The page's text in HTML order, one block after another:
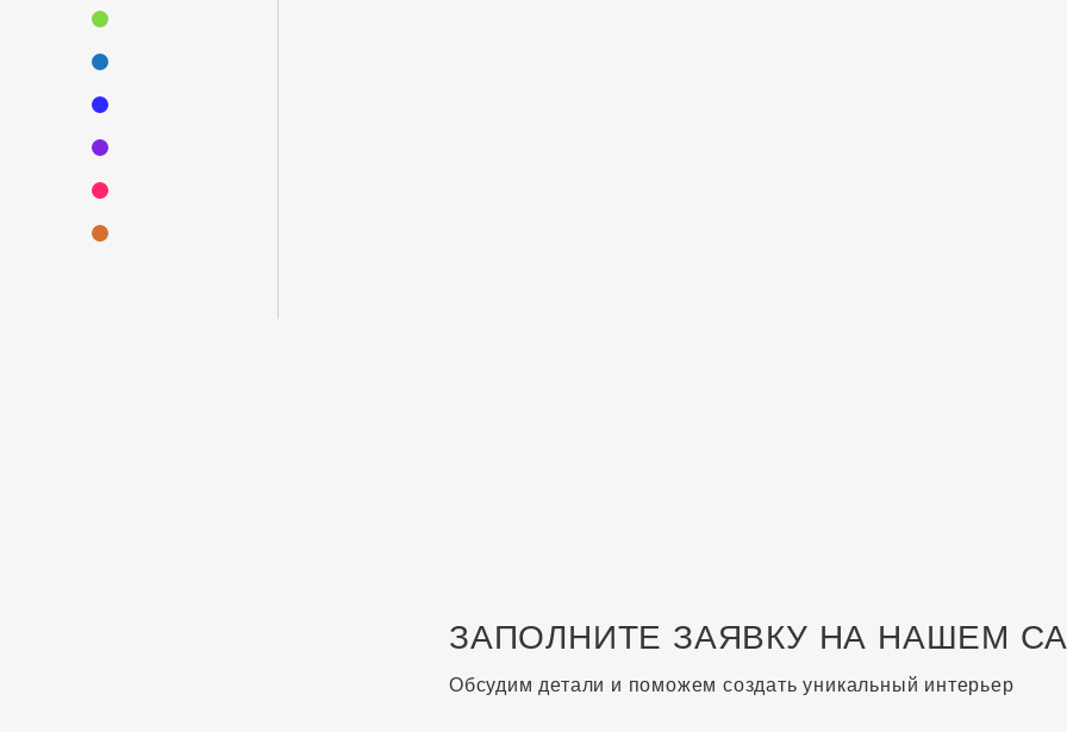
ЗАПОЛНИТЕ ЗАЯВКУ НА НАШЕМ
Обсудим детали и поможем создать уникальный интерьер